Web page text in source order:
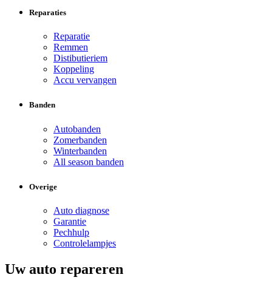
Reparaties
Reparatie
Remmen
Distibutieriem
Koppeling
Accu vervangen
Banden
Autobanden
Zomerbanden
Winterbanden
All season banden
Overige
Auto diagnose
Garantie
Pechhulp
Controlelampjes
Uw auto repareren